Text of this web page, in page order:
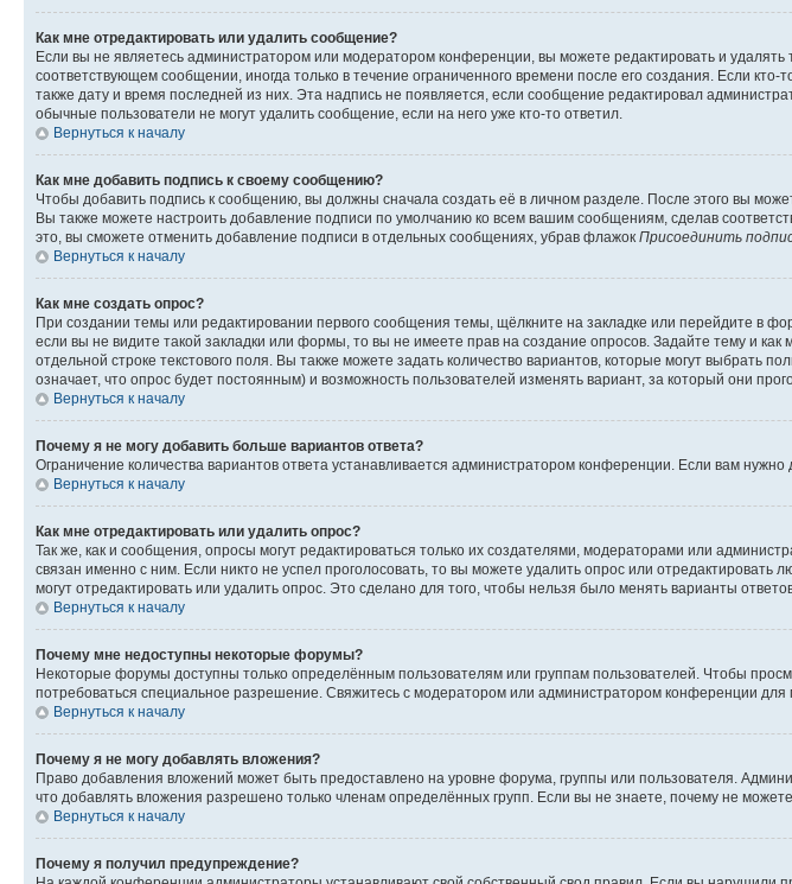
Как мне отредактировать или удалить сообщение?
Если вы не являетесь администратором или модератором конференции, вы можете редактировать и
соответствующем сообщении, иногда только в течение ограниченного времени после его создания. Если
также дату и время последней из них. Эта надпись не появляется, если сообщение редактировал
обычные пользователи не могут удалить сообщение, если на него уже кто-то ответил.
Вернуться к началу
Как мне добавить подпись к своему сообщению?
Чтобы добавить подпись к сообщению, вы должны сначала создать её в личном разделе. После этого вы
Вы также можете настроить добавление подписи по умолчанию ко всем вашим сообщениям, сделав
это, вы сможете отменить добавление подписи в отдельных сообщениях, убрав флажок Присоединить
Вернуться к началу
Как мне создать опрос?
При создании темы или редактировании первого сообщения темы, щёлкните на закладке или перейдите в
если вы не видите такой закладки или формы, то вы не имеете прав на создание опросов. Задайте тему и
отдельной строке текстового поля. Вы также можете задать количество вариантов, которые могут
означает, что опрос будет постоянным) и возможность пользователей изменять вариант, за который они
Вернуться к началу
Почему я не могу добавить больше вариантов ответа?
Ограничение количества вариантов ответа устанавливается администратором конференции. Если вам
Вернуться к началу
Как мне отредактировать или удалить опрос?
Так же, как и сообщения, опросы могут редактироваться только их создателями, модераторами или
связан именно с ним. Если никто не успел проголосовать, то вы можете удалить опрос или
могут отредактировать или удалить опрос. Это сделано для того, чтобы нельзя было менять варианты
Вернуться к началу
Почему мне недоступны некоторые форумы?
Некоторые форумы доступны только определённым пользователям или группам пользователей. Чтобы
потребоваться специальное разрешение. Свяжитесь с модератором или администратором конференции для
Вернуться к началу
Почему я не могу добавлять вложения?
Право добавления вложений может быть предоставлено на уровне форума, группы или пользователя.
что добавлять вложения разрешено только членам определённых групп. Если вы не знаете, почему не
Вернуться к началу
Почему я получил предупреждение?